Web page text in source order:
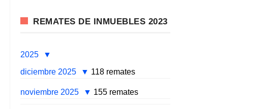
REMATES DE INMUEBLES 2023
2025
diciembre 2025
118 remates
noviembre 2025 155 remates